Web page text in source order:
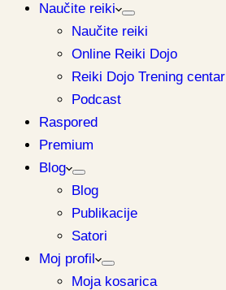
Naučite reiki
Naučite reiki
Online Reiki Dojo
Reiki Dojo Trening centar
Podcast
Raspored
Premium
Blog
Blog
Publikacije
Satori
Moj profil
Moja kosarica